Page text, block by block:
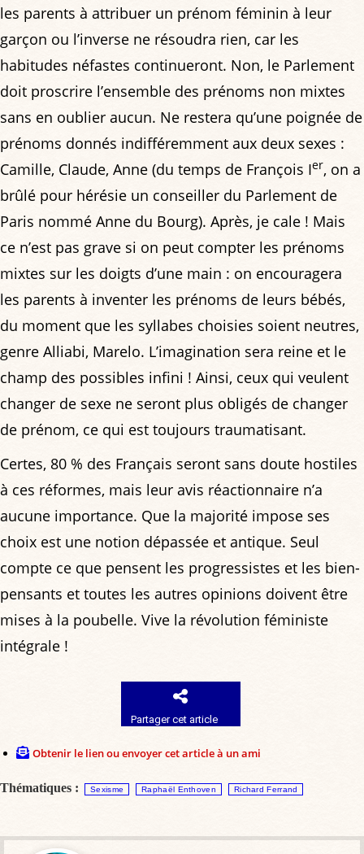
les parents à attribuer un prénom féminin à leur
garçon ou l’inverse ne résoudra rien, car les
habitudes néfastes continueront. Non, le Parlement
doit proscrire l’ensemble des prénoms non mixtes
sans en oublier aucun. Ne restera qu’une poignée de
prénoms donnés indifféremment aux deux sexes :
Camille, Claude, Anne (du temps de François Ier, on a
brûlé pour hérésie un conseiller du Parlement de
Paris nommé Anne du Bourg). Après, je cale ! Mais
ce n’est pas grave si on peut compter les prénoms
mixtes sur les doigts d’une main : on encouragera
les parents à inventer les prénoms de leurs bébés,
du moment que les syllabes choisies soient neutres,
genre Alliabi, Marelo. L’imagination sera reine et le
champ des possibles infini ! Ainsi, ceux qui veulent
changer de sexe ne seront plus obligés de changer
de prénom, ce qui est toujours traumatisant.
Certes, 80 % des Français seront sans doute hostiles
à ces réformes, mais leur avis réactionnaire n’a
aucune importance. Que la majorité impose ses
choix est une notion dépassée et antique. Seul
compte ce que pensent les progressistes et les bien-
pensants et toutes les autres opinions doivent être
mises à la poubelle. Vive la révolution féministe
intégrale !
Partager cet article
Obtenir le lien ou envoyer cet article à un ami
Thématiques : Sexisme Raphaël Enthoven Richard Ferrand